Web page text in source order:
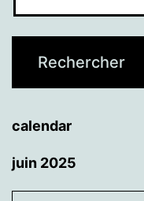
calendar
juin 2025